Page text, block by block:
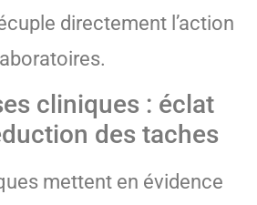
directement l’action
cliniques : éclat
des taches
mettent en évidence